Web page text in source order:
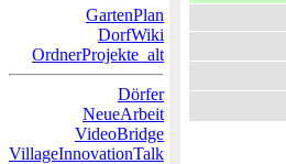
GartenPlan
DorfWiki
OrdnerProjekte_alt
Dörfer
NeueArbeit
VideoBridge
VillageInnovationTalk